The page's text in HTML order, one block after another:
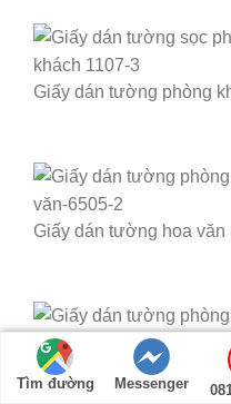
Giấy dán tường phòng
Giấy dán tường hoa văn
Giấy dán tường phòng
Tìm đường Messenger